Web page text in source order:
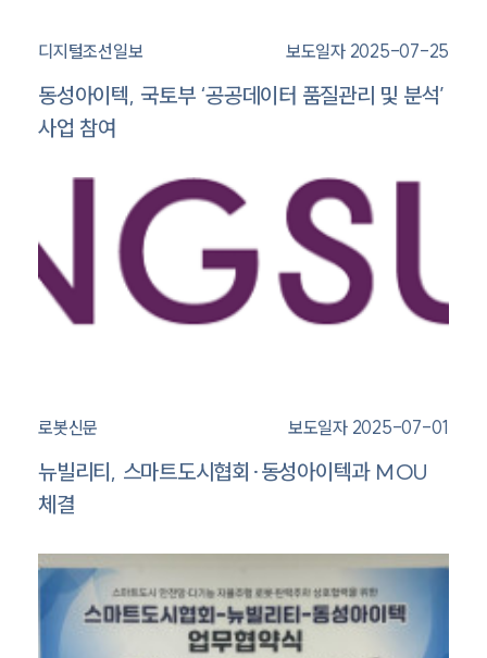
디지털조선일보 보도일자 2025-07-25
동성아이텍, 국토부 ‘공공데이터 품질관리 및 분석’
사업 참여
로봇신문 보도일자 2025-07-01
뉴빌리티, 스마트도시협회·동성아이텍과 MOU
체결